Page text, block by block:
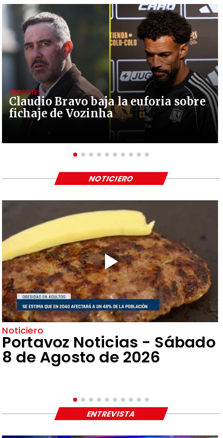
Claudio Bravo baja la euforia sobre
fichaje de Vozinha
DEPORTES
Noticiero
Portavoz Noticias - Sábado
8 de Agosto de 2026
NOTICIERO
ENTREVISTA